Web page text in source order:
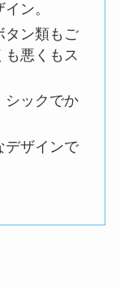
ン。
タン類もご
悪くもス
シックでか
デザインで